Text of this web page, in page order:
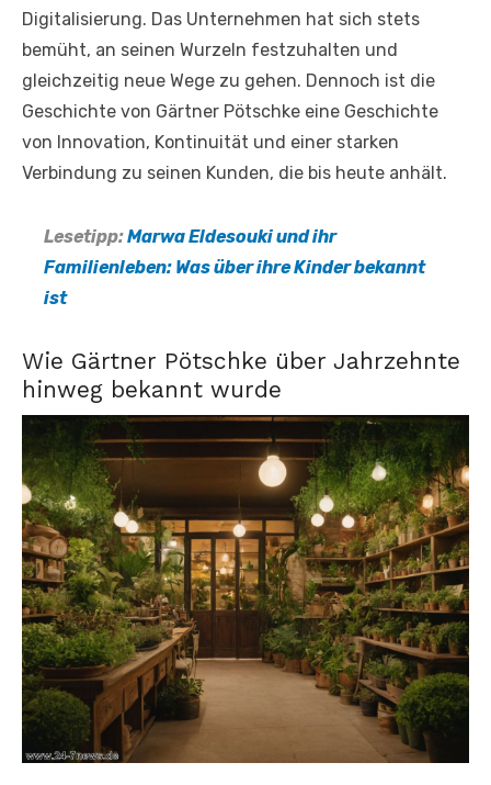
Digitalisierung. Das Unternehmen hat sich stets
bemüht, an seinen Wurzeln festzuhalten und
gleichzeitig neue Wege zu gehen. Dennoch ist die
Geschichte von Gärtner Pötschke eine Geschichte
von Innovation, Kontinuität und einer starken
Verbindung zu seinen Kunden, die bis heute anhält.
Lesetipp:Marwa Eldesouki und ihr
Familienleben: Was über ihre Kinder bekannt
ist
Wie Gärtner Pötschke über Jahrzehnte
hinweg bekannt wurde